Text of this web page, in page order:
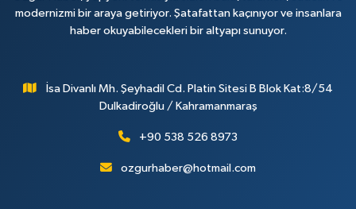
modernizmi bir araya getiriyor. Şatafattan kaçınıyor ve insanlara
haber okuyabilecekleri bir altyapı sunuyor.
İsa Divanlı Mh. Şeyhadil Cd. Platin Sitesi B Blok Kat:8/54
Dulkadiroğlu / Kahramanmaraş
+90 538 526 8973
ozgurhaber@hotmail.com